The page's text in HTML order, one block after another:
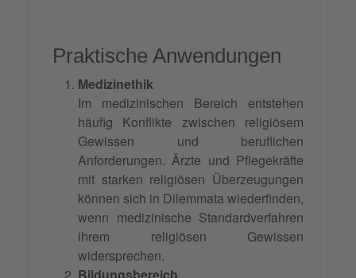
Praktische Anwendungen
Medizinethik
Im medizinischen Bereich entstehen
häufig Konflikte zwischen religiösem
Gewissen und beruflichen
Anforderungen. Ärzte und Pflegekräfte
mit starken religiösen Überzeugungen
können sich in Dilemmata wiederfinden,
wenn medizinische Standardverfahren
ihrem religiösen Gewissen
widersprechen.